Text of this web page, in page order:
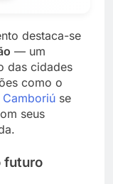
destaca-se
— um
das cidades
como o
Camboriú se
seus
futuro